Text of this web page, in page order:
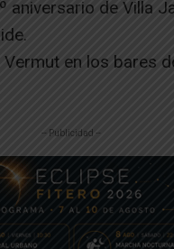
aniversario de Villa
Vermut en los bares
-- Publicidad --